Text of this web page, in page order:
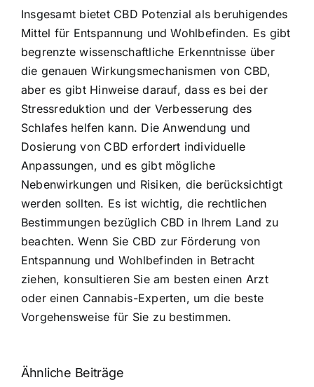
Insgesamt bietet CBD Potenzial als beruhigendes
Mittel für Entspannung und Wohlbefinden. Es gibt
begrenzte wissenschaftliche Erkenntnisse über
die genauen Wirkungsmechanismen von CBD,
aber es gibt Hinweise darauf, dass es bei der
Stressreduktion und der Verbesserung des
Schlafes helfen kann. Die Anwendung und
Dosierung von CBD erfordert individuelle
Anpassungen, und es gibt mögliche
Nebenwirkungen und Risiken, die berücksichtigt
werden sollten. Es ist wichtig, die rechtlichen
Bestimmungen bezüglich CBD in Ihrem Land zu
beachten. Wenn Sie CBD zur Förderung von
Entspannung und Wohlbefinden in Betracht
ziehen, konsultieren Sie am besten einen Arzt
oder einen Cannabis-Experten, um die beste
Vorgehensweise für Sie zu bestimmen.
Ähnliche Beiträge
Neue THC-